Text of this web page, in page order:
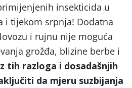
insekticida u
i tijekom srpnja! Dodatna
i rujnu nije moguća
grožđa, blizine berbe i
tih razloga i dosadašnjih
da mjeru suzbijanja